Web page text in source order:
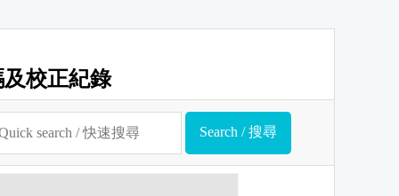
校正紀錄